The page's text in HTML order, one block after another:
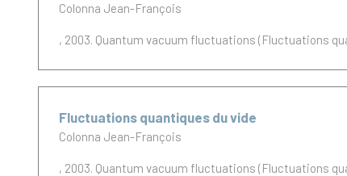
Colonna Jean-François
, 2003. Quantum vacuum fluctuations (Fluctuations
Fluctuations quantiques du vide
Colonna Jean-François
, 2003. Quantum vacuum fluctuations (Fluctuations